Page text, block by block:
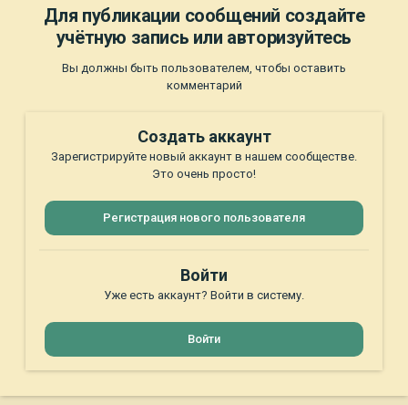
Для публикации сообщений создайте
учётную запись или авторизуйтесь
Вы должны быть пользователем, чтобы оставить
комментарий
Создать аккаунт
Зарегистрируйте новый аккаунт в нашем сообществе.
Это очень просто!
Регистрация нового пользователя
Войти
Уже есть аккаунт? Войти в систему.
Войти